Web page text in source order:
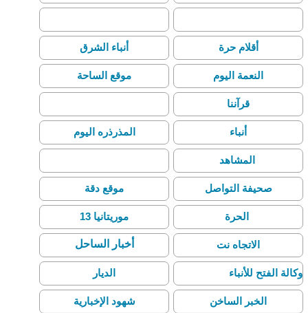
وكالة صحفي للأنباء مورينيوز
أقلام حرة أنباء الشرق
النعمة اليوم موقع الساحة
قرآننا
صحيفة البداية
أنباء المذرذره اليوم
المشاهد
الصحة اليوم
صحيفة التواصل موقع دقة
الحرة موريتانيا 13
الاتجاه نت أخبار الساحل
وكالة الفتح للأنباء الديار
الخبر الساخن شهود الإخبارية